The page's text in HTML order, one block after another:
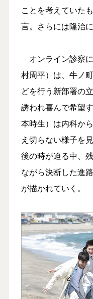
ことを考えていた
言。さらには隆治
オンライン診察
村周平）は、牛ノ
どを行う新部署の
誘われ喜んで希望
本時生）は内科か
え切らない様子を
後の時が迫る中、
ながら決断した進
が描かれていく。